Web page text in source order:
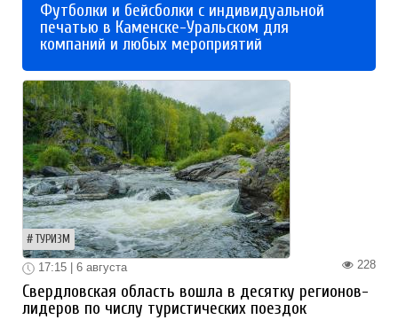
Футболки и бейсболки с индивидуальной
печатью в Каменске-Уральском для
компаний и любых мероприятий
ТУРИЗМ
228
17:15 | 6 августа
Свердловская область вошла в десятку регионов-
лидеров по числу туристических поездок